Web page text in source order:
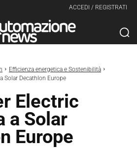
ACCEDI / REGISTRATI
Efficienza energetica e Sostenibilità
Solar Decathlon Europe
Electric
a Solar
Europe